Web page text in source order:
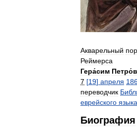
Акварельный
Реймерса
Гера́сим
7 [19] апреля
переводчик
еврейского языка
Биография